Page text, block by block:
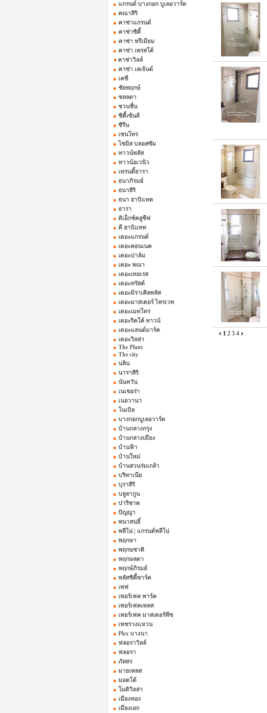
แกรนด์ บางกอก บูเลอวาร์ด
คณาสิริ
คาซ่าแกรนด์
คาซ่าซิตี้
คาซ่า พรีเมียม
คาซ่า เพรสโต้
คาซ่าวิลล์
คาซ่า เลเจ้นด์
เคซี
ชัยพฤกษ์
ชลลดา
ชวนชื่น
ซิตี้เซ้นส์
ซิรีน
เซนโทร
ไซมิส บลอสซัม
ทาวน์พลัส
ทาวน์อเวนิว
เทรนดี้ธารา
ธนาภิรมย์
ธนาสิริ
ธนา ฮาบิแทต
ธารา
ดิเอ็กซ์คลูซีฟ
ดี ฮาบิแทท
เดอะแกรนด์
เดอะคอนเนค
เดอะปาล์ม
เดอะ พณา
เดอะเทอเรส
เดอะทรัสต์
เดอะมิราเคิลพลัส
เดอะมาสเตอร์ ไพรเวท
เดอะเมทโทร
เดอะริคโค้ ทาวน์
เดอะแลนด์มาร์ค
เดอะวิลล่า
The Plant
The city
นลิน
นาราสิริ
นันทวัน
เนเชอร่า
เนอวานา
โนเบิล
บางกอกบูเลอวาร์ด
บ้านกลางกรุง
บ้านกลางเมือง
บ้านฟ้า
บ้านใหม่
บ้านสวนร่มเกล้า
บริทาเนีย
บุราสิริ
บลูลากูน
ปาริชาต
ปัญญา
พนาสนธิ์
พลีโน่ | แกรนด์พลีโน่
พฤกษา
พฤกษชาติ
พฤกษลดา
พฤกษ์ภิรมย์
พลัสซิตี้พาร์ค
เพฟ
เพอร์เฟค พาร์ค
เพอร์เฟคเพลส
เพอร์เฟค มาสเตอร์พีซ
เพชรวงแหวน
Plex บางนา
ฟลอราวิลล์
ฟลอรา
ภัสสร
มายเพลส
มอตโต้
โมดิวิลล่า
เมืองทอง
เมืองเอก
‹ 1234 ›